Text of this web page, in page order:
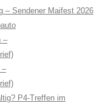
– Sendener Maifest 2026
–
–
P4-Treffen im